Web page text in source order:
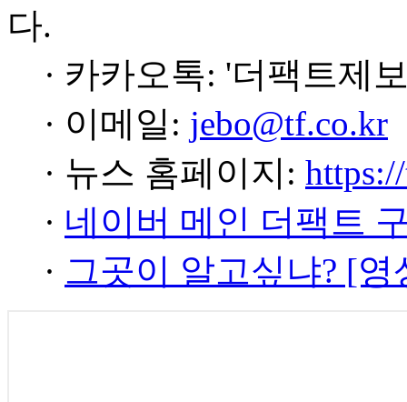
다.
· 카카오톡: '더팩트제
· 이메일: jebo@tf.co.kr
· 뉴스 홈페이지:
· 네이버 메인 더팩트
· 그곳이 알고싶냐? [